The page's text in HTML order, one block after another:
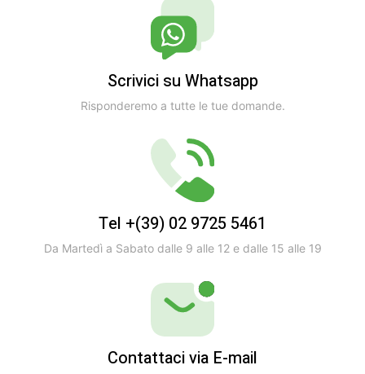
Scrivici su Whatsapp
Risponderemo a tutte le tue domande.
Tel +(39) 02 9725 5461
Da Martedì a Sabato dalle 9 alle 12 e dalle 15 alle 19
Contattaci via E-mail